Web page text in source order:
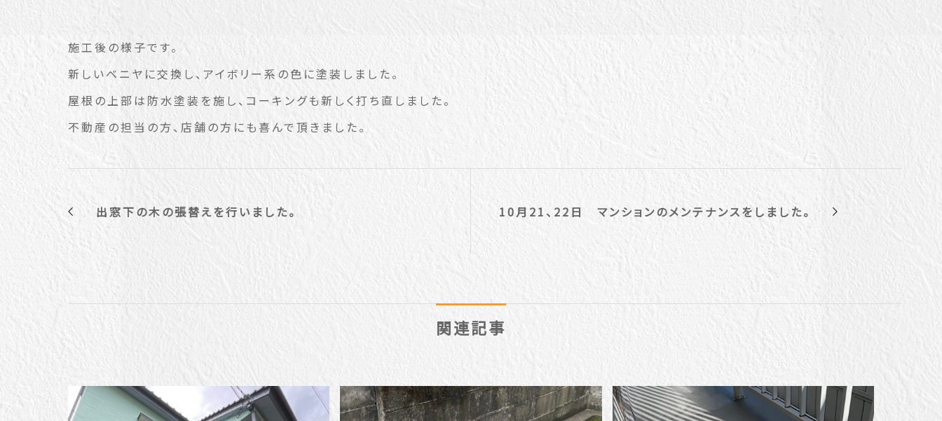
施工後の様子です。
新しいベニヤに交換し、アイボリー系の色に塗装しました。
屋根の上部は防水塗装を施し、コーキングも新しく打ち直しました。
不動産の担当の方、店舗の方にも喜んで頂きました。
出窓下の木の張替えを行いました。 10月21、22日 マンションのメンテナンスをしました。
関連記事